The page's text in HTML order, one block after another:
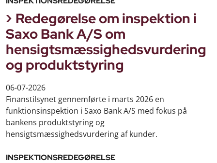
Redegørelse om inspektion i
Saxo Bank A/S om
hensigtsmæssighedsvurdering
og produktstyring
06-07-2026
Finanstilsynet gennemførte i marts 2026 en
funktionsinspektion i Saxo Bank A/S med fokus på
bankens produktstyring og
hensigtsmæssighedsvurdering af kunder.
INSPEKTIONSREDEGØRELSE